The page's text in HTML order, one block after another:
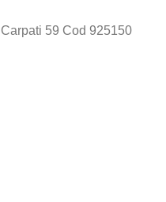
59 Cod 925150